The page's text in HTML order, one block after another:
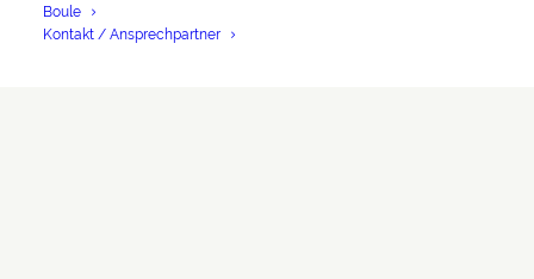
Boule
Kontakt / AnsprechpartnerAllgemein